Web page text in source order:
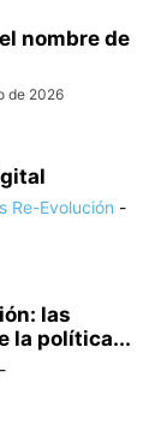
nombre de
de 2026
Re-Evolución -
las
la política...
-